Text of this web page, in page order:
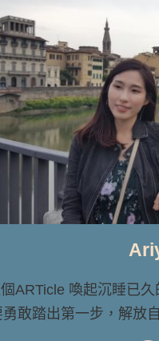
ARTicle 喚起沉睡已
敢踏出第一步，解放